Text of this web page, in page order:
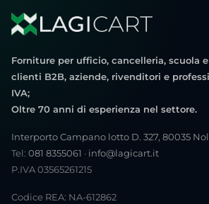
Forniture per ufficio, cancelleria, scuola
clienti B2B, aziende, rivenditori e
IVA;
Oltre 70 anni di esperienza nel settore.
Interporto Campano lotto D. 327, 80035
Tel: 081 8355061 · info@lagicart.it
P.IVA 03565261215
Codice REA: NA-612862